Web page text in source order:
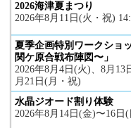
2026海津夏まつり
2026年8月11日(火・祝)
夏季企画特別ワークショ
関ケ原合戦布陣図〜」
2026年8月4日(火)、8月
月21日(月・祝)
水晶ジオード割り体験
2026年8月14日(金)〜16日